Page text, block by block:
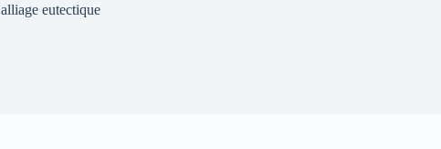
eutectique